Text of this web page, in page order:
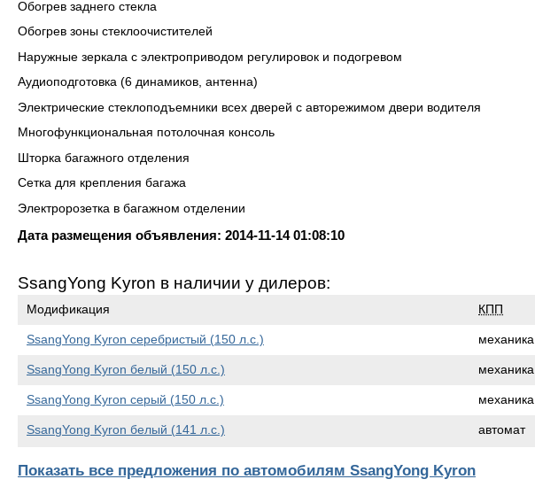
Обогрев заднего стекла
Обогрев зоны стеклоочистителей
Наружные зеркала с электроприводом регулировок и подогревом
Аудиоподготовка (6 динамиков, антенна)
Электрические стеклоподъемники всех дверей с авторежимом двери водителя
Многофункциональная потолочная консоль
Шторка багажного отделения
Сетка для крепления багажа
Электророзетка в багажном отделении
Дата размещения объявления: 2014-11-14 01:08:10
SsangYong Kyron в наличии у дилеров:
Модификация КПП
SsangYong Kyron серебристый (150 л.с.) механика
SsangYong Kyron белый (150 л.с.) механика
SsangYong Kyron серый (150 л.с.) механика
SsangYong Kyron белый (141 л.с.) автомат
Показать все предложения по автомобилям SsangYong Kyron